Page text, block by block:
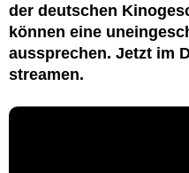
der deutschen
können eine
aussprechen. Jetzt im
streamen.